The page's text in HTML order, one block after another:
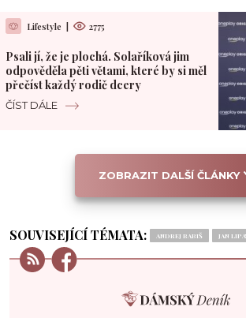
Lifestyle 2775
Psali jí, že je plochá. Solaříková jim
odpověděla pěti větami, které by si měl
přečíst každý rodič dcery
ČÍST DÁLE
ZOBRAZIT DALŠÍ ČLÁNKY
SOUVISEJÍCÍ TÉMATA: ANDREJ BABIŠ JAN